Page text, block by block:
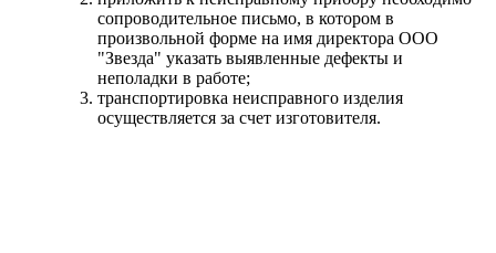
сопроводительное письмо, в котором в
произвольной форме на имя директора ООО
"Звезда" указать выявленные дефекты и
неполадки в работе;
транспортировка неисправного изделия
осуществляется за счет изготовителя.